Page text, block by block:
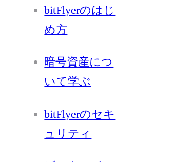
bitFlyerのはじ
め方
暗号資産につ
いて学ぶ
bitFlyerのセキ
ュリティ